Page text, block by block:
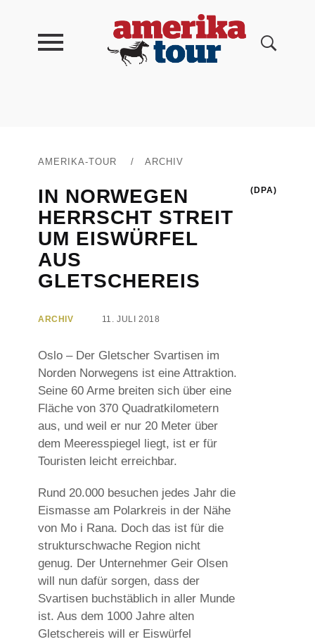
AMERIKA-TOUR / ARCHIV
IN NORWEGEN
HERRSCHT STREIT
UM EISWÜRFEL
AUS
GLETSCHEREIS
(DPA)
ARCHIV 11. JULI 2018
Oslo – Der Gletscher Svartisen im
Norden Norwegens ist eine Attraktion.
Seine 60 Arme breiten sich über eine
Fläche von 370 Quadratkilometern
aus, und weil er nur 20 Meter über
dem Meeresspiegel liegt, ist er für
Touristen leicht erreichbar.
Rund 20.000 besuchen jedes Jahr die
Eismasse am Polarkreis in der Nähe
von Mo i Rana. Doch das ist für die
strukturschwache Region nicht
genug. Der Unternehmer Geir Olsen
will nun dafür sorgen, dass der
Svartisen buchstäblich in aller Munde
ist. Aus dem 1000 Jahre alten
Gletschereis will er Eiswürfel